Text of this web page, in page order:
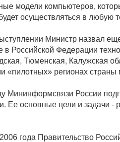
модели компьютеров,
осуществляться в любую
Министр назвал
в Российской Федерации
Тюменская, Калужская
«пилотных» регионах
Мининформсвязи России
Ее основные цели и задачи -
2006 года Правительство